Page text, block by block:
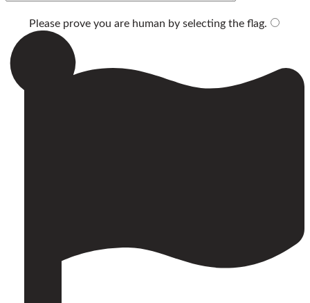
Please prove you are human by selecting theflag.